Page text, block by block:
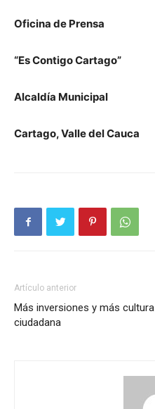
Oficina de Prensa
“Es Contigo Cartago”
Alcaldía Municipal
Cartago, Valle del Cauca
Artículo anterior
Más inversiones y más cultura
ciudadana